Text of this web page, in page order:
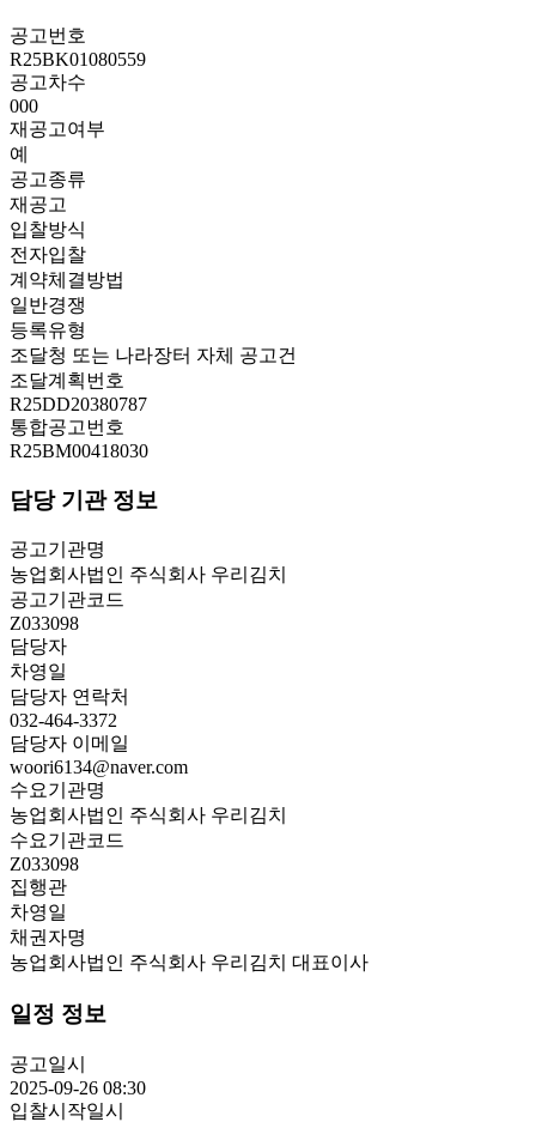
공고번호
R25BK01080559
공고차수
000
재공고여부
예
공고종류
재공고
입찰방식
전자입찰
계약체결방법
일반경쟁
등록유형
조달청 또는 나라장터 자체 공고건
조달계획번호
R25DD20380787
통합공고번호
R25BM00418030
담당 기관 정보
공고기관명
농업회사법인 주식회사 우리김치
공고기관코드
Z033098
담당자
차영일
담당자 연락처
032-464-3372
담당자 이메일
woori6134@naver.com
수요기관명
농업회사법인 주식회사 우리김치
수요기관코드
Z033098
집행관
차영일
채권자명
농업회사법인 주식회사 우리김치 대표이사
일정 정보
공고일시
2025-09-26 08:30
입찰시작일시